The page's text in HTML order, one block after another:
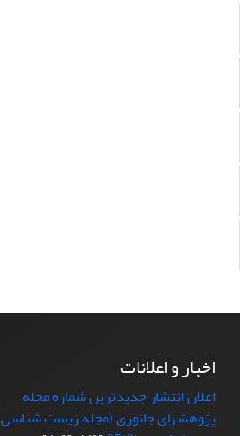
اخبار و اعلانات
اعلان انتشار جدیدترین شماره مجله
پژوهشهای جانوری (مجله زیست شناسی